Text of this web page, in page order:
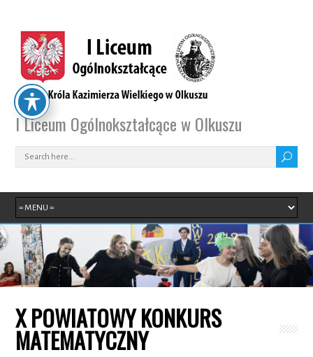
I Liceum Ogólnokształcące w Olkuszu
X POWIATOWY KONKURS
MATEMATYCZNY